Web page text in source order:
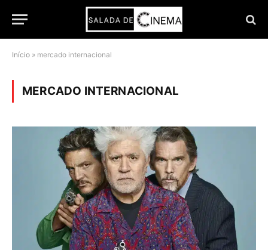
Início » mercado internacional
MERCADO INTERNACIONAL